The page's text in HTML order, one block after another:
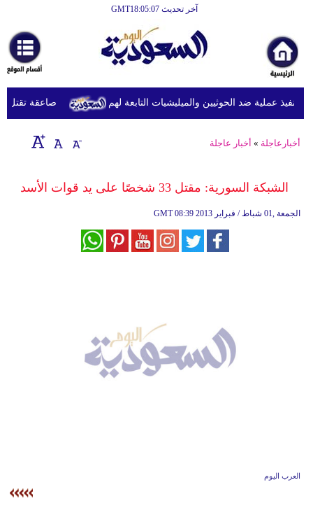
آخر تحديث GMT18:05:07
أخبارعاجلة
رياضة
ثقافة
إقتصاد
وموسيقى
صاعقة تقتل لاعبا تايلانديا عملية ضد الحوثيين والميليشيات التابعة لهم
أخبارعاجلة » أخبار عاجلة
الشبكة السورية: مقتل 33 شخصًا على يد قوات الأسد
GMT 08:39 2013 الجمعة ,01 شباط / فبراير
العرب اليوم